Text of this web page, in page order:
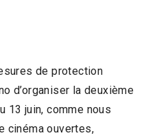
de protection
d’organiser la deuxième
13 juin, comme nous
cinéma ouvertes,